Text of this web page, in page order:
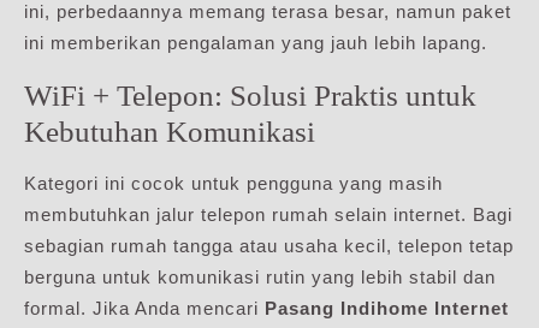
ini, perbedaannya memang terasa besar, namun paket
ini memberikan pengalaman yang jauh lebih lapang.
WiFi + Telepon: Solusi Praktis untuk
Kebutuhan Komunikasi
Kategori ini cocok untuk pengguna yang masih
membutuhkan jalur telepon rumah selain internet. Bagi
sebagian rumah tangga atau usaha kecil, telepon tetap
berguna untuk komunikasi rutin yang lebih stabil dan
formal. Jika Anda mencari Pasang Indihome Internet